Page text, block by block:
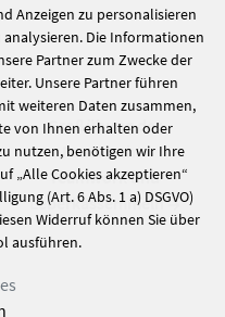
Großübung der
Feuerwehr:
Teamwork und
Leberkässemmeln
Anzeigen zu personalisieren
Die Informationen
Partner zum Zwecke der
Unsere Partner führen
weiteren Daten zusammen,
von Ihnen erhalten oder
nutzen, benötigen wir Ihre
„Alle Cookies akzeptieren“
(Art. 6 Abs. 1 a) DSGVO)
Widerruf können Sie über
ausführen.